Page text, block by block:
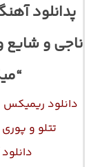
پدانلود
ناجی و شایع
دانلود ریمیکس
تتلو و